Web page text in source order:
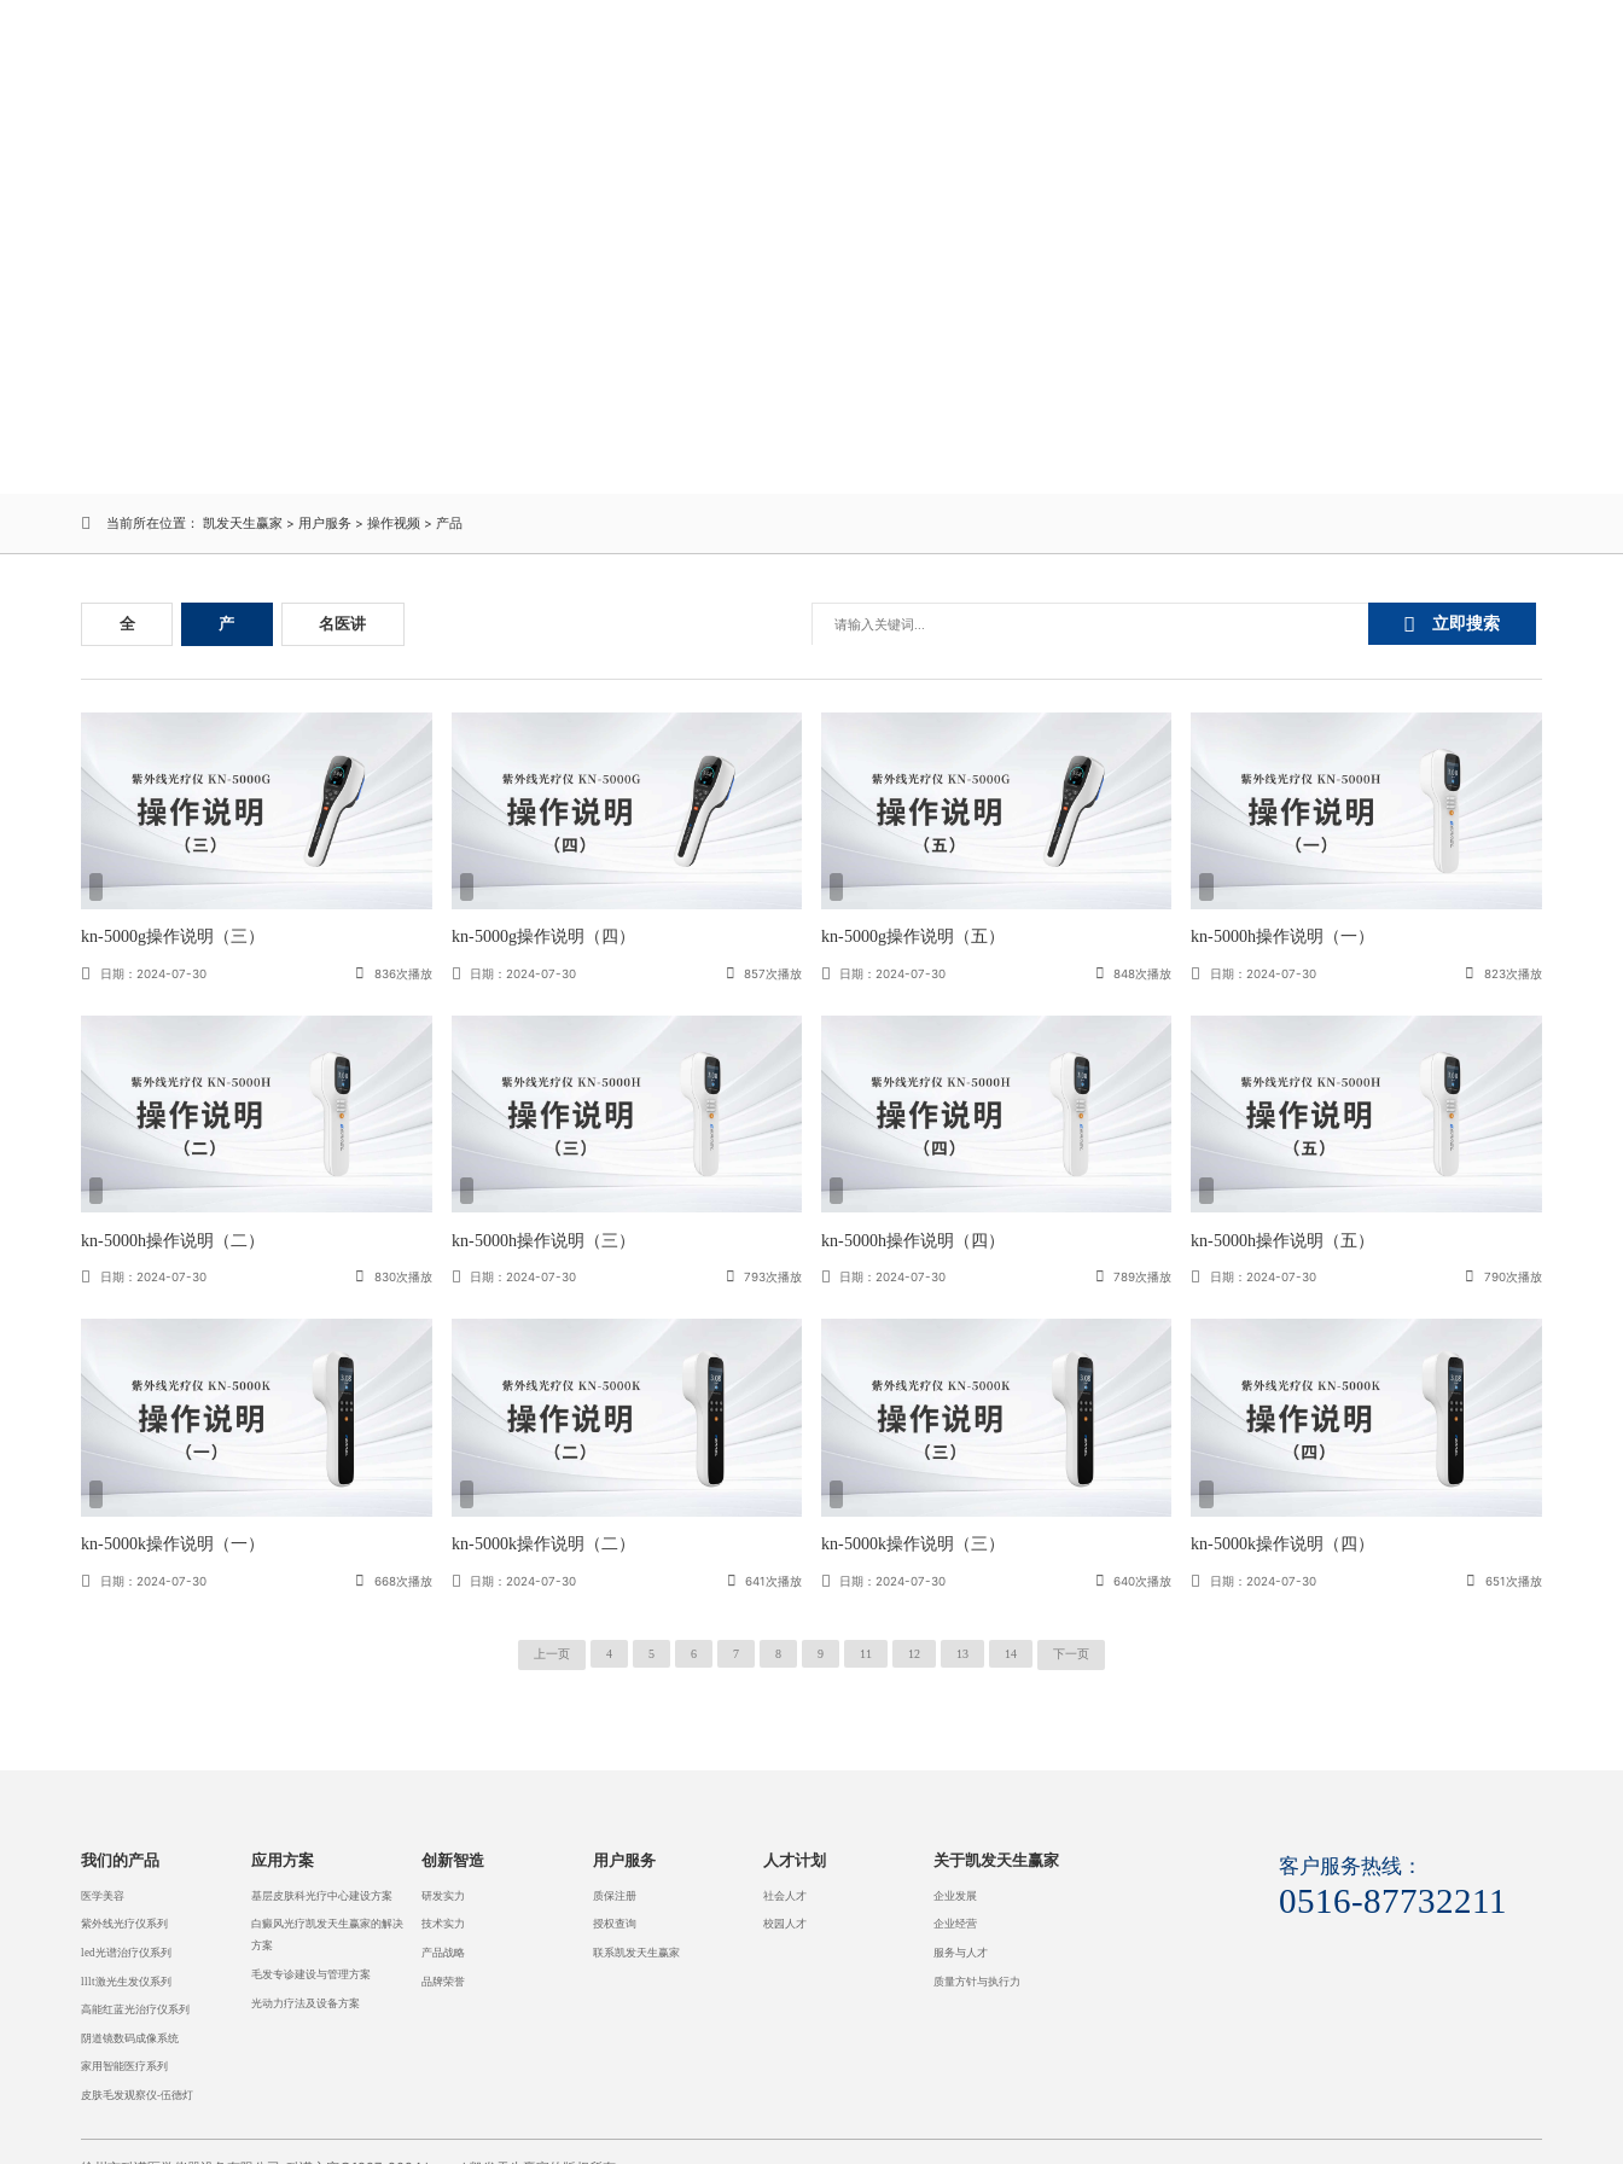
当前所在位置：凯发天生赢家 > 用户服务 >操作视频 > 产品
全 产 名医讲 立即搜索
kn-5000g操作说明（三）
日期：2024-07-30 836次播放
kn-5000g操作说明（四）
日期：2024-07-30 857次播放
kn-5000g操作说明（五）
日期：2024-07-30 848次播放
kn-5000h操作说明（一）
日期：2024-07-30 823次播放
kn-5000h操作说明（二）
日期：2024-07-30 830次播放
kn-5000h操作说明（三）
日期：2024-07-30 793次播放
kn-5000h操作说明（四）
日期：2024-07-30 789次播放
kn-5000h操作说明（五）
日期：2024-07-30 790次播放
kn-5000k操作说明（一）
日期：2024-07-30 668次播放
kn-5000k操作说明（二）
日期：2024-07-30 641次播放
kn-5000k操作说明（三）
日期：2024-07-30 640次播放
kn-5000k操作说明（四）
日期：2024-07-30 651次播放
上一页 4 5 6 7 8 9 11 12 13 14 下一页
我们的产品
医学美容
紫外线光疗仪系列
led光谱治疗仪系列
lllt激光生发仪系列
高能红蓝光治疗仪系列
阴道镜数码成像系统
家用智能医疗系列
皮肤毛发观察仪-伍德灯
应用方案
基层皮肤科光疗中心建设方案
白癜风光疗凯发天生赢家的解决
方案
毛发专诊建设与管理方案
光动力疗法及设备方案
创新智造
研发实力
技术实力
产品战略
品牌荣誉
用户服务
质保注册
授权查询
联系凯发天生赢家
人才计划
社会人才
校园人才
关于凯发天生赢家
企业发展
企业经营
服务与人才
质量方针与执行力
客户服务热线：
0516-87732211